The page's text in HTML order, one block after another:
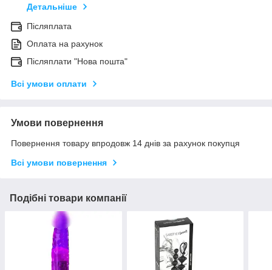
Детальніше
Післяплата
Оплата на рахунок
Післяплати "Нова пошта"
Всі умови оплати
Умови повернення
Повернення товару впродовж 14 днів за рахунок покупця
Всі умови повернення
Подібні товари компанії